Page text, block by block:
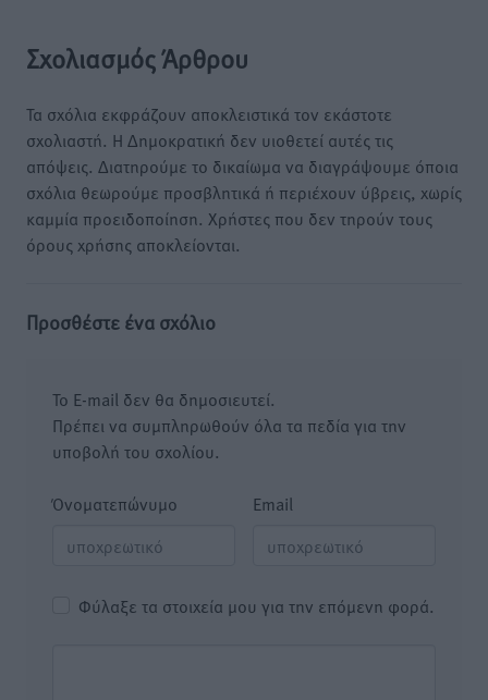
Σχολιασμός Άρθρου
Τα σχόλια εκφράζουν αποκλειστικά τον εκάστοτε
σχολιαστή. Η Δημοκρατική δεν υιοθετεί αυτές τις
απόψεις. Διατηρούμε το δικαίωμα να διαγράψουμε όποια
σχόλια θεωρούμε προσβλητικά ή περιέχουν ύβρεις, χωρίς
καμμία προειδοποίηση. Χρήστες που δεν τηρούν τους
όρους χρήσης αποκλείονται.
Προσθέστε ένα σχόλιο
Το E-mail δεν θα δημοσιευτεί.
Πρέπει να συμπληρωθούν όλα τα πεδία για την
υποβολή του σχολίου.
Όνοματεπώνυμο Email
Φύλαξε τα στοιχεία μου για την επόμενη φορά.